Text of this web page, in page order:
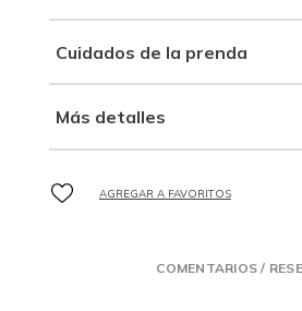
Cuidados de la prenda
Más detalles
COMENTARIOS /